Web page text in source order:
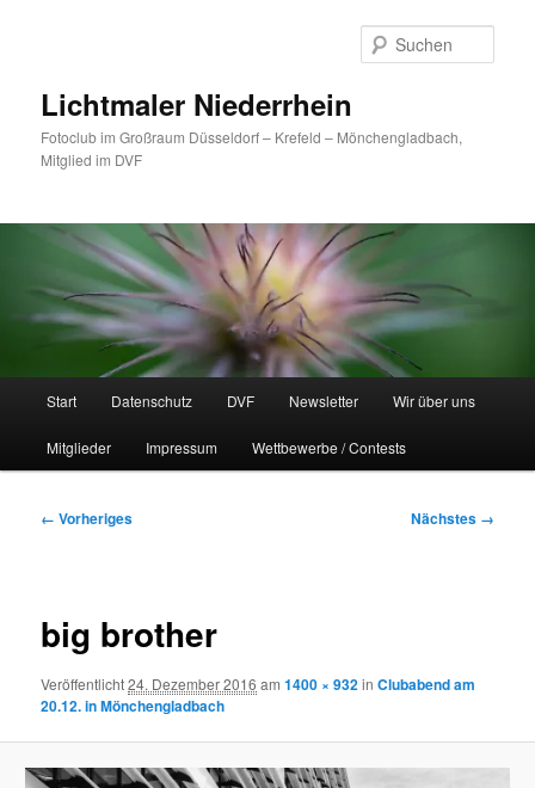
Lichtmaler Niederrhein
Fotoclub im Großraum Düsseldorf – Krefeld – Mönchengladbach,
Mitglied im DVF
Start Datenschutz DVF Newsletter Wir über uns
Mitglieder Impressum Wettbewerbe / Contests
Bilder-
← Vorheriges Nächstes →
big brother
Veröffentlicht24. Dezember 2016 am1400 × 932inClubabend am
20.12. in Mönchengladbach